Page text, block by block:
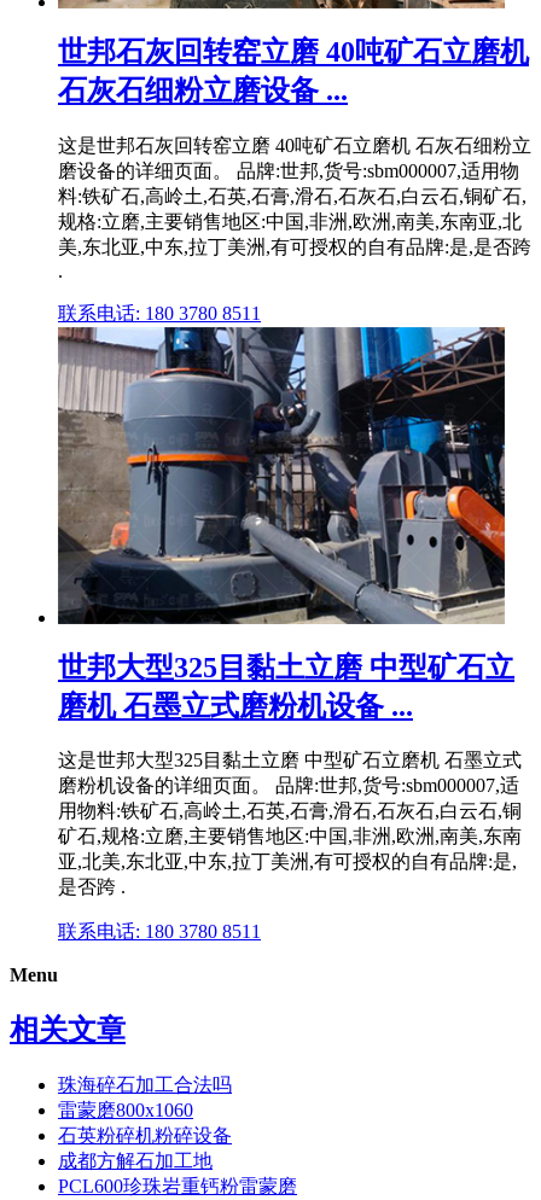
世邦石灰回转窑立磨 40吨矿石立磨机
石灰石细粉立磨设备 ...
这是世邦石灰回转窑立磨 40吨矿石立磨机 石灰石细粉立
磨设备的详细页面。 品牌:世邦,货号:sbm000007,适用物
料:铁矿石,高岭土,石英,石膏,滑石,石灰石,白云石,铜矿石,
规格:立磨,主要销售地区:中国,非洲,欧洲,南美,东南亚,北
美,东北亚,中东,拉丁美洲,有可授权的自有品牌:是,是否跨
.
联系电话: 180 3780 8511
世邦大型325目黏土立磨 中型矿石立
磨机 石墨立式磨粉机设备 ...
这是世邦大型325目黏土立磨 中型矿石立磨机 石墨立式
磨粉机设备的详细页面。 品牌:世邦,货号:sbm000007,适
用物料:铁矿石,高岭土,石英,石膏,滑石,石灰石,白云石,铜
矿石,规格:立磨,主要销售地区:中国,非洲,欧洲,南美,东南
亚,北美,东北亚,中东,拉丁美洲,有可授权的自有品牌:是,
是否跨 .
联系电话: 180 3780 8511
Menu
相关文章
珠海碎石加工合法吗
雷蒙磨800x1060
石英粉碎机粉碎设备
成都方解石加工地
PCL600珍珠岩重钙粉雷蒙磨